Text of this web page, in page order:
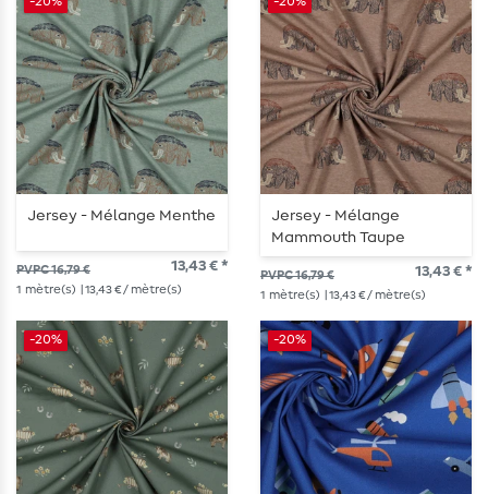
Jersey - Mélange Menthe
PVPC 16,79 € 13,43 € *
1 mètre(s) | 13,43 € / mètre(s)
Jersey - Mélange
Mammouth Taupe
PVPC 16,79 € 13,43 € *
1 mètre(s) | 13,43 € / mètre(s)
-20% -20%